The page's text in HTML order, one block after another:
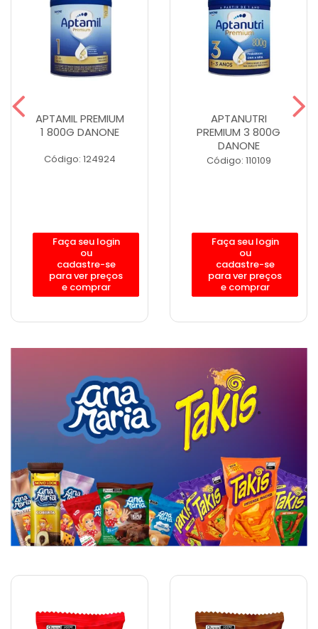
APTAMIL PREMIUM
1 800G DANONE
Código: 124924
Faça seu login
ou
cadastre-se
para ver preços
e comprar
APTANUTRI
PREMIUM 3 800G
DANONE
Código: 110109
Faça seu login
ou
cadastre-se
para ver preços
e comprar